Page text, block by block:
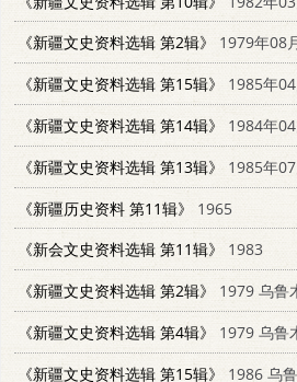
《新疆文史资料选辑 第2辑》
1979年08
《新疆文史资料选辑 第15辑》
1985年
《新疆文史资料选辑 第14辑》
1984年
《新疆文史资料选辑 第13辑》
1985年
《新疆历史资料 第11辑》
1965
《新会文史资料选辑 第11辑》
1983
《新疆文史资料选辑 第2辑》
1979 乌鲁木
《新疆文史资料选辑 第4辑》
1979 乌鲁
《新疆文史资料选辑 第15辑》
1986 乌